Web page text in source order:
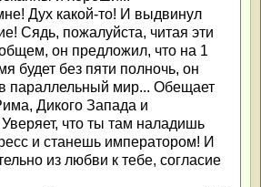
Дух какой-то! И выдвинул
Сядь, пожалуйста, читая эти
он предложил, что на 1
будет без пяти полночь, он
параллельный мир... Обещает
Дикого Запада и
что ты там наладишь
и станешь императором! И
из любви к тебе, согласие